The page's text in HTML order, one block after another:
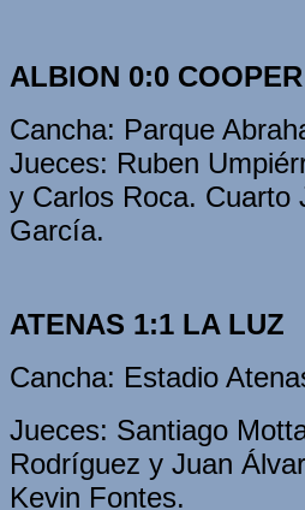
ALBION 0:0 COOPER
Cancha: Parque
Jueces: Ruben
y Carlos Roca. Cuarto
García.
ATENAS 1:1 LA LUZ
Cancha: Estadio
Jueces: Santiago
Rodríguez y Juan
Kevin Fontes.